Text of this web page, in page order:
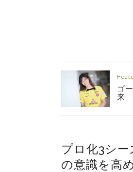
ゴ
来
プロ化3シ
の意識を高